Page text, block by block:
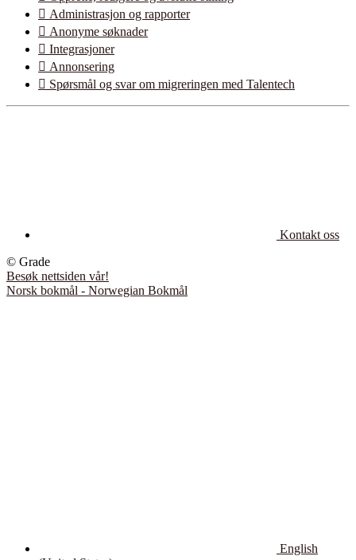
 Administrasjon og rapporter
 Anonyme søknader
 Integrasjoner
 Annonsering
 Spørsmål og svar om migreringen med Talentech
Kontakt oss
© Grade
Besøk nettsiden vår!
Norsk bokmål - Norwegian Bokmål
English